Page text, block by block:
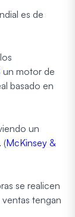
es de
un motor de
basado en
un
(McKinsey &
se realicen
tengan